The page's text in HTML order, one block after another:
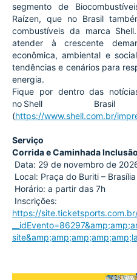
segmento de
Raízen, que no Brasil
combustíveis da marca
atender à crescente
econômica, ambiental e
tendências e cenários para
energia.
Fique por dentro das
no Shell
(https://www.shell.com.br/
Serviço
Corrida e Caminhada
Data: 29 de novembro de
Local: Praça do Buriti – Brasília
Horário: a partir das 7h
https://